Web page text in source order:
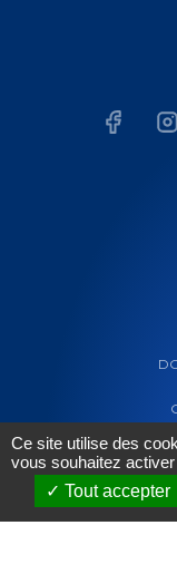
Ce site utilise des
vous souhaitez activer
Tout accepter